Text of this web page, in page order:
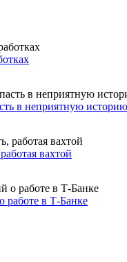
в неприятную историю
вахтой
работе в Т-Банке